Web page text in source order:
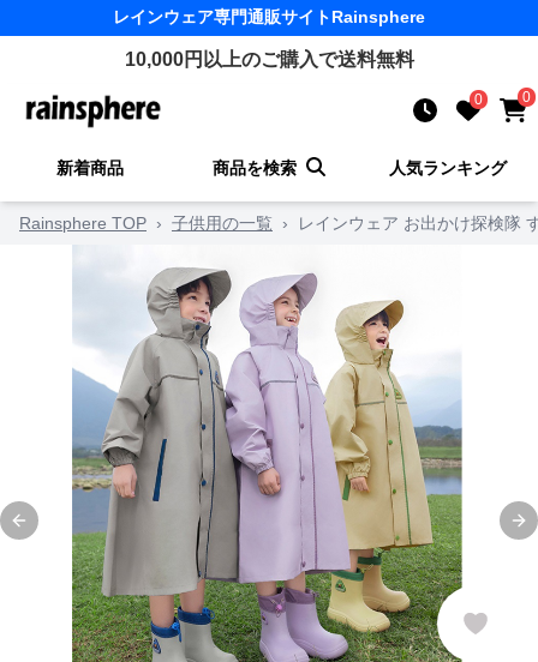
レインウェア専門通販サイトRainsphere
10,000円以上のご購入で送料無料
0 0
新着商品 商品を検索 人気ランキング
Rainsphere TOP › 子供用の一覧 › レインウェア お出かけ探検隊
Previous slide